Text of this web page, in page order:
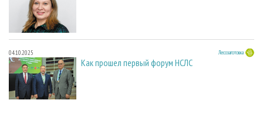
04.10.2025 Лесозаготовка
Как прошел первый форум НСЛС